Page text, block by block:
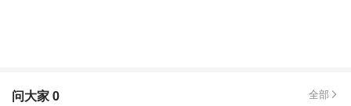
问大家0 全部